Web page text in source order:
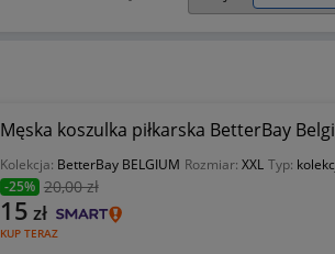
Męska koszulka piłkarska BetterBay
Kolekcja: BetterBay BELGIUM Rozmiar: XXL Typ:
-25% 20,00 zł
KUP TERAZ
15 zł